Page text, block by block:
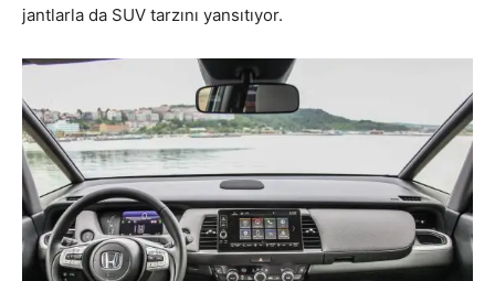
jantlarla da SUV tarzını yansıtıyor.